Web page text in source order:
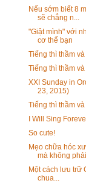
Nếu sớm biết 8
sẽ chẳng n...
"Giật mình" với
cơ thể bạn
Tiếng thì thầm
Tiếng thì thầm
XXI Sunday in
23, 2015)
Tiếng thì thầm
I Will Sing
So cute!
Mẹo chữa hóc
mà không phải
Một cách lưu trữ
chua...